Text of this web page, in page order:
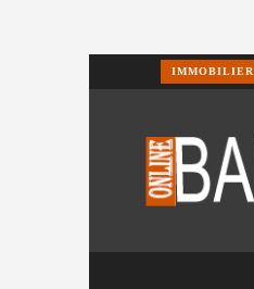
IMMOBILIER